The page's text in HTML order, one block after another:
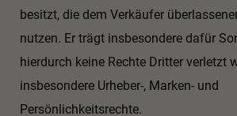
besitzt, die dem Verkäufer
nutzen. Er trägt insbesondere dafür
hierdurch keine Rechte Dritter verletzt
insbesondere Urheber-, Marken- und
Persönlichkeitsrechte.